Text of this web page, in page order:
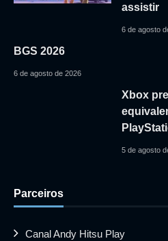
assistir
6 de agosto
BGS 2026
6 de agosto de 2026
Xbox
5 de agosto
Parceiros
Canal Andy Hitsu Play